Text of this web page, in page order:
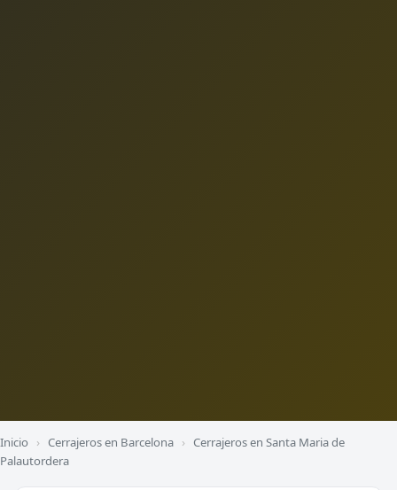
Inicio › Cerrajeros en Barcelona › Cerrajeros en Santa Maria de
Palautordera